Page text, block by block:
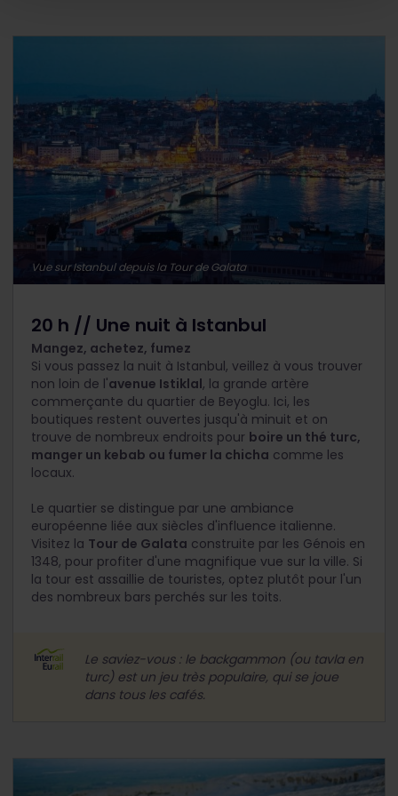
Vue sur Istanbul depuis la Tour de Galata
20 h // Une nuit à Istanbul
Mangez, achetez, fumez
Si vous passez la nuit à Istanbul, veillez à vous trouver
non loin de l'avenue Istiklal, la grande artère
commerçante du quartier de Beyoglu. Ici, les
boutiques restent ouvertes jusqu'à minuit et on
trouve de nombreux endroits pour boire un thé turc,
manger un kebab ou fumer la chicha comme les
locaux.
Le quartier se distingue par une ambiance
européenne liée aux siècles d'influence italienne.
Visitez la Tour de Galata construite par les Génois en
1348, pour profiter d'une magnifique vue sur la ville. Si
la tour est assaillie de touristes, optez plutôt pour l'un
des nombreux bars perchés sur les toits.
Le saviez-vous : le backgammon (ou tavla en
turc) est un jeu très populaire, qui se joue
dans tous les cafés.